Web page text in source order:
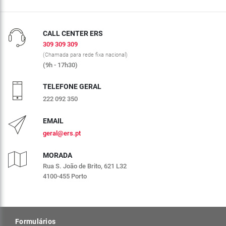
CALL CENTER ERS
309 309 309
(Chamada para rede fixa nacional)
(9h - 17h30)
TELEFONE GERAL
222 092 350
EMAIL
geral@ers.pt
MORADA
Rua S. João de Brito, 621 L32
4100-455 Porto
Formulários